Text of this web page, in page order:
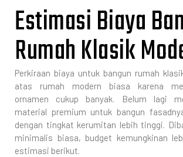
Estimasi Biaya
Rumah Klasik
Perkiraan biaya untuk bangun rumah
atas rumah modern biasa karena
ornamen cukup banyak. Belum lagi
material premium untuk bangun
dengan tingkat kerumitan lebih tinggi.
minimalis biasa, budget kemungkinan
estimasi berikut.